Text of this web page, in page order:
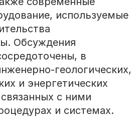
используемые
Обсуждения
в
геологических,
и энергетических
с ними
и системах.